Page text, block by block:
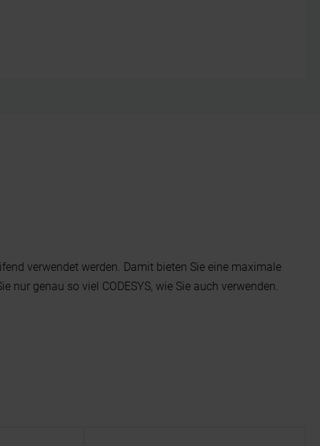
verwendet werden. Damit bieten Sie eine maximale
genau so viel CODESYS, wie Sie auch verwenden.